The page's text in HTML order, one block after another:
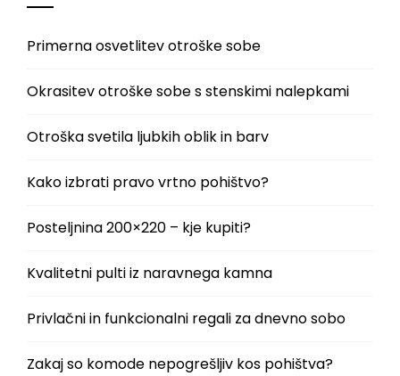
Primerna osvetlitev otroške sobe
Okrasitev otroške sobe s stenskimi nalepkami
Otroška svetila ljubkih oblik in barv
Kako izbrati pravo vrtno pohištvo?
Posteljnina 200×220 – kje kupiti?
Kvalitetni pulti iz naravnega kamna
Privlačni in funkcionalni regali za dnevno sobo
Zakaj so komode nepogrešljiv kos pohištva?